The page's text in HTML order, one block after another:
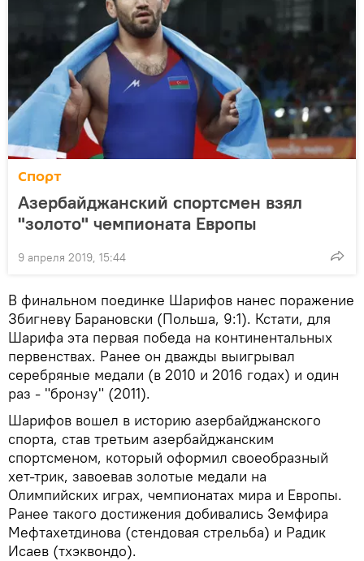
Спорт
Азербайджанский спортсмен взял
"золото" чемпионата Европы
9 апреля 2019, 15:44
В финальном поединке Шарифов нанес поражение
Збигневу Барановски (Польша, 9:1). Кстати, для
Шарифа эта первая победа на континентальных
первенствах. Ранее он дважды выигрывал
серебряные медали (в 2010 и 2016 годах) и один
раз - "бронзу" (2011).
Шарифов вошел в историю азербайджанского
спорта, став третьим азербайджанским
спортсменом, который оформил своеобразный
хет-трик, завоевав золотые медали на
Олимпийских играх, чемпионатах мира и Европы.
Ранее такого достижения добивались Земфира
Мефтахетдинова (стендовая стрельба) и Радик
Исаев (тхэквондо).